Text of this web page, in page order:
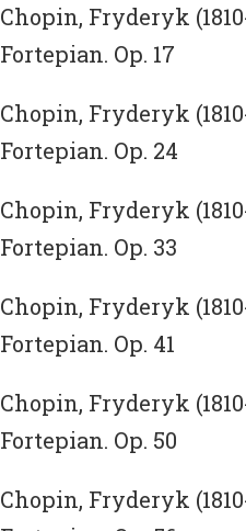
Chopin, Fryderyk
Fortepian. Op. 17
Chopin, Fryderyk
Fortepian. Op. 24
Chopin, Fryderyk
Fortepian. Op. 33
Chopin, Fryderyk
Fortepian. Op. 41
Chopin, Fryderyk
Fortepian. Op. 50
Chopin, Fryderyk